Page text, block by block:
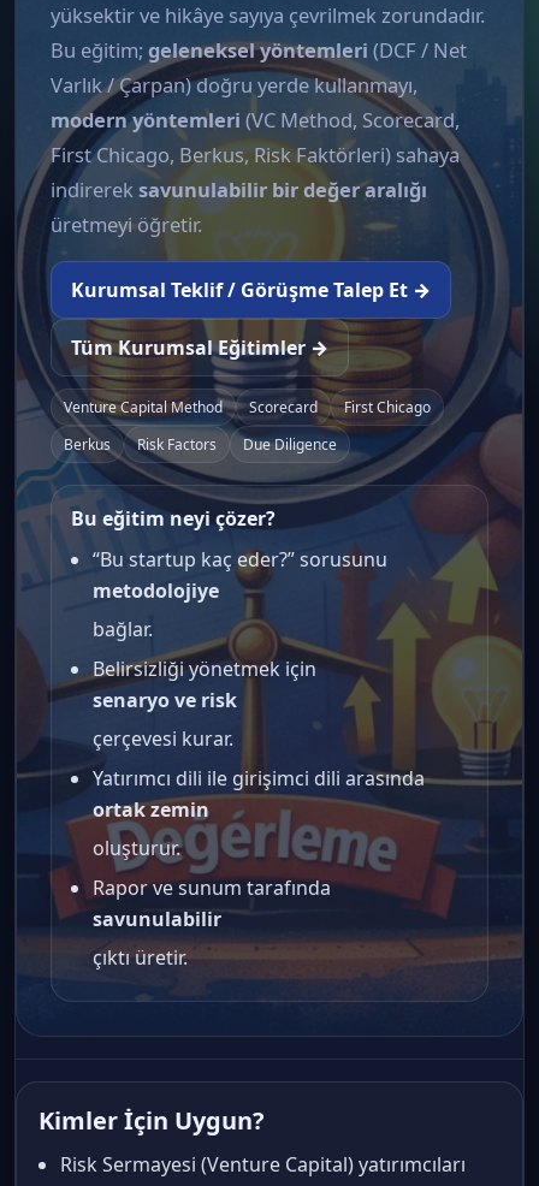
yüksektir ve hikâye sayıya çevrilmek zorundadır.
Bu eğitim; geleneksel yöntemleri (DCF / Net
Varlık / Çarpan) doğru yerde kullanmayı,
modern yöntemleri (VC Method, Scorecard,
First Chicago, Berkus, Risk Faktörleri) sahaya
indirereksavunulabilir bir değer aralığı
üretmeyi öğretir.
Kurumsal Teklif / Görüşme Talep Et →
Tüm Kurumsal Eğitimler →
Venture Capital Method Scorecard
First Chicago
Berkus
Risk Factors Due Diligence
Bu eğitim neyi çözer?
“Bu startup kaç eder?” sorusunu
metodolojiye
bağlar.
Belirsizliği yönetmek için
senaryo ve risk
çerçevesi kurar.
Yatırımcı dili ile girişimci dili arasında
ortak zemin
oluşturur.
Rapor ve sunum tarafında
savunulabilir
çıktı üretir.
Kimler İçin Uygun?
Risk Sermayesi (Venture Capital) yatırımcıları